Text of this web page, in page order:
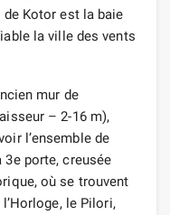
Kotor est la baie
la ville des vents
mur de
– 2-16 m),
l’ensemble de
3e porte, creusée
où se trouvent
le Pilori,